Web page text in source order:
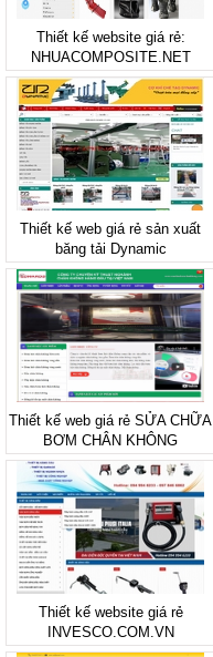
Thiết kế website giá rẻ:
NHUACOMPOSITE.NET
Thiết kế web giá rẻ sản xuất
băng tải Dynamic
Thiết kế web giá rẻ SỬA CHỮA
BƠM CHÂN KHÔNG
Thiết kế website giá rẻ
INVESCO.COM.VN